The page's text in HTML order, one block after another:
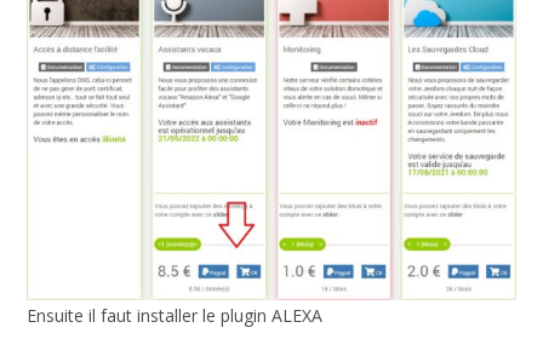
Ensuite il faut installer le plugin ALEXA